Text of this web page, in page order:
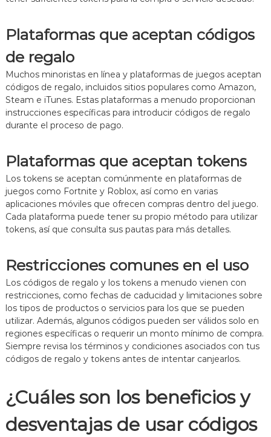
Plataformas que aceptan códigos
de regalo
Muchos minoristas en línea y plataformas de juegos aceptan
códigos de regalo, incluidos sitios populares como Amazon,
Steam e iTunes. Estas plataformas a menudo proporcionan
instrucciones específicas para introducir códigos de regalo
durante el proceso de pago.
Plataformas que aceptan tokens
Los tokens se aceptan comúnmente en plataformas de
juegos como Fortnite y Roblox, así como en varias
aplicaciones móviles que ofrecen compras dentro del juego.
Cada plataforma puede tener su propio método para utilizar
tokens, así que consulta sus pautas para más detalles.
Restricciones comunes en el uso
Los códigos de regalo y los tokens a menudo vienen con
restricciones, como fechas de caducidad y limitaciones sobre
los tipos de productos o servicios para los que se pueden
utilizar. Además, algunos códigos pueden ser válidos solo en
regiones específicas o requerir un monto mínimo de compra.
Siempre revisa los términos y condiciones asociados con tus
códigos de regalo y tokens antes de intentar canjearlos.
¿Cuáles son los beneficios y
desventajas de usar códigos